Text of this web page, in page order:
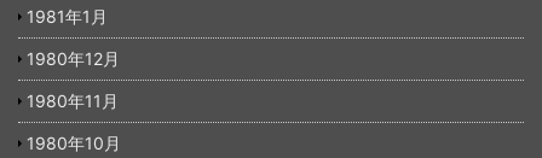
1981年1月
1980年12月
1980年11月
1980年10月